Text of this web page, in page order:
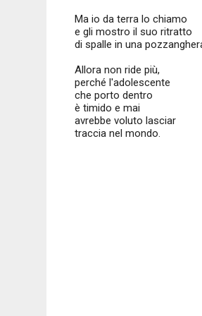
Ma io da terra lo chiamo
e gli mostro il suo ritratto
di spalle in una
Allora non ride più,
perché l'adolescente
che porto dentro
è timido e mai
avrebbe voluto lasciar
traccia nel mondo.